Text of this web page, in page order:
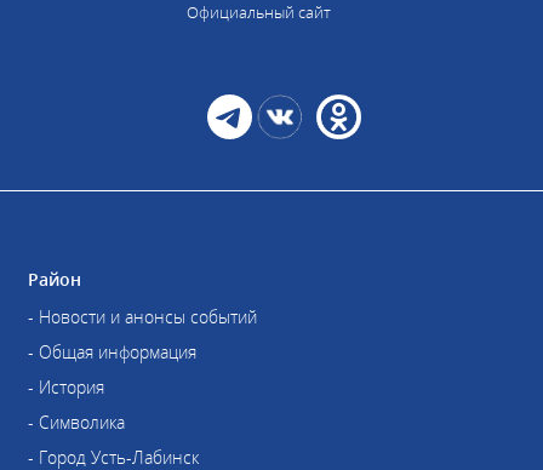
Официальный сайт
Район
- Новости и анонсы событий
- Общая информация
- История
- Символика
- Город Усть-Лабинск